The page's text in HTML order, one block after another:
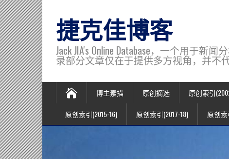
捷克佳博客
Jack JIA's Online Database，一个用于
录部分文章仅在于提供多方视角，并不
博主素描 原创摘选 原创索引
原创索引(2015-16) 原创索引(2017-18) 原创索